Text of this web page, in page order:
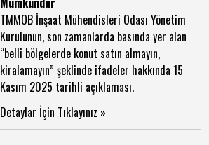
TMMOB İnşaat Mühendisleri Odası Yönetim
Kurulunun, son zamanlarda basında yer alan
“belli bölgelerde konut satın almayın,
kiralamayın” şeklinde ifadeler hakkında 15
Kasım 2025 tarihli açıklaması.
Detaylar İçin Tıklayınız »